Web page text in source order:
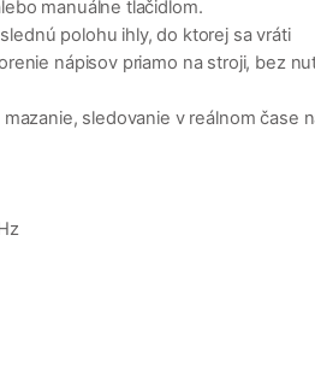
manuálne tlačidlom.
polohu ihly, do ktorej sa vráti
nápisov priamo na stroji, bez
sledovanie v reálnom čase